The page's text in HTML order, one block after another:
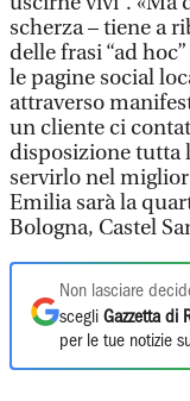
scherza – tiene a
delle frasi “ad
le pagine social
attraverso
un cliente ci
disposizione tutta
servirlo nel
Emilia sarà la
Bologna, Castel
Non lasciare
scegli Gazzetta di
per le tue notizie